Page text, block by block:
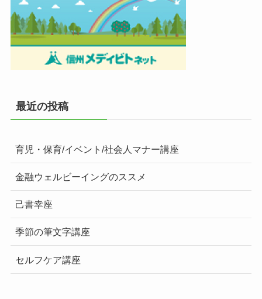
最近の投稿
育児・保育/イベント/社会人マナー講座
金融ウェルビーイングのススメ
己書幸座
季節の筆文字講座
セルフケア講座